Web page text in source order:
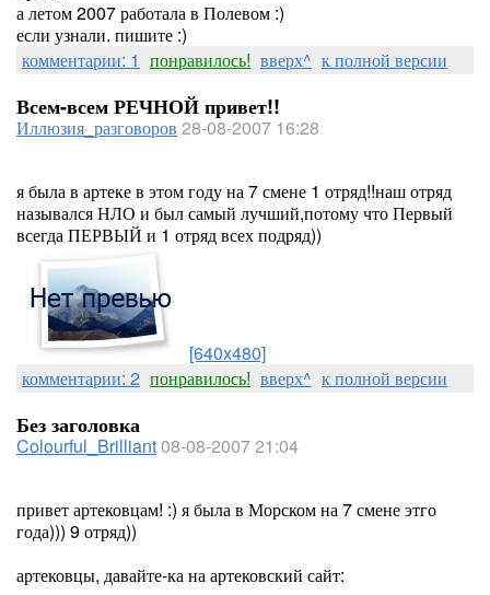
а летом 2007 работала в Полевом :)
если узнали. пишите :)
комментарии: 1 понравилось! вверх^ к полной версии
Всем-всем РЕЧНОЙ привет!!
Иллюзия_разговоров 28-08-2007 16:28
я была в артеке в этом году на 7 смене 1 отряд!!наш отряд
назывался НЛО и был самый лучший,потому что Первый
всегда ПЕРВЫЙ и 1 отряд всех подряд))
[640x480]
комментарии: 2 понравилось! вверх^ к полной версии
Без заголовка
Colourful_Brilliant08-08-2007 21:04
привет артековцам! :) я была в Морском на 7 смене этго
года))) 9 отряд))
артековцы, давайте-ка на артековский сайт: